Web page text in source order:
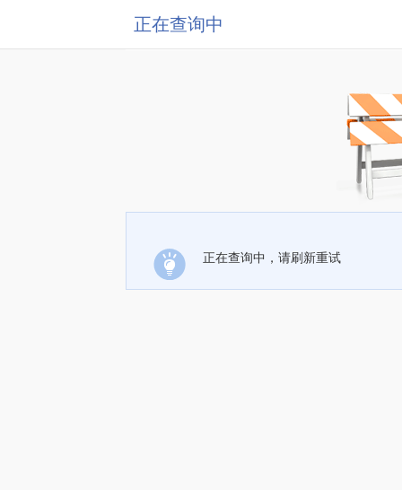
正在查询中
正在查询中，请刷新重试